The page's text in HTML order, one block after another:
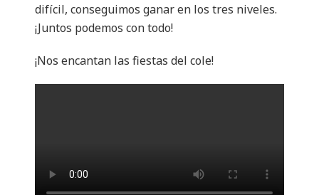
difícil, conseguimos ganar en los tres niveles.
¡Juntos podemos con todo!
¡Nos encantan las fiestas del cole!